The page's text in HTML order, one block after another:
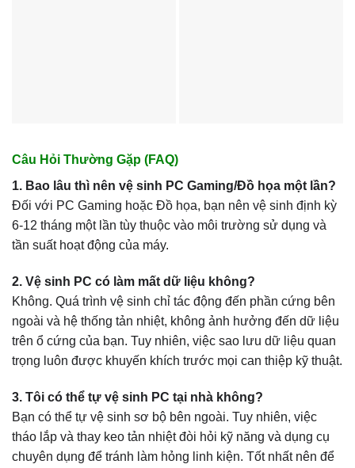
Câu Hỏi Thường Gặp (FAQ)
1. Bao lâu thì nên vệ sinh PC Gaming/Đồ họa một lần?
Đối với PC Gaming hoặc Đồ họa, bạn nên vệ sinh định kỳ
6-12 tháng một lần tùy thuộc vào môi trường sử dụng và
tần suất hoạt động của máy.
2. Vệ sinh PC có làm mất dữ liệu không?
Không. Quá trình vệ sinh chỉ tác động đến phần cứng bên
ngoài và hệ thống tản nhiệt, không ảnh hưởng đến dữ liệu
trên ổ cứng của bạn. Tuy nhiên, việc sao lưu dữ liệu quan
trọng luôn được khuyến khích trước mọi can thiệp kỹ thuật.
3. Tôi có thể tự vệ sinh PC tại nhà không?
Bạn có thể tự vệ sinh sơ bộ bên ngoài. Tuy nhiên, việc
tháo lắp và thay keo tản nhiệt đòi hỏi kỹ năng và dụng cụ
chuyên dụng để tránh làm hỏng linh kiện. Tốt nhất nên để